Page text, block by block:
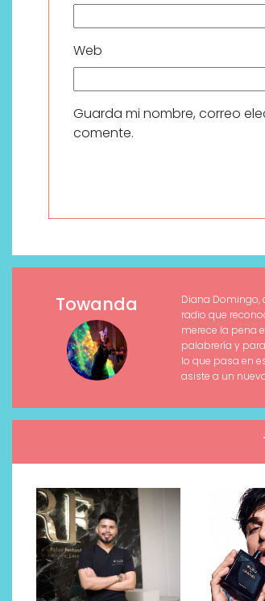
Web
Guarda mi nombre, correo
comente.
Towanda
Diana Domingo,
radio que
merece la pena
palabrería y
lo que pasa en
asiste a un